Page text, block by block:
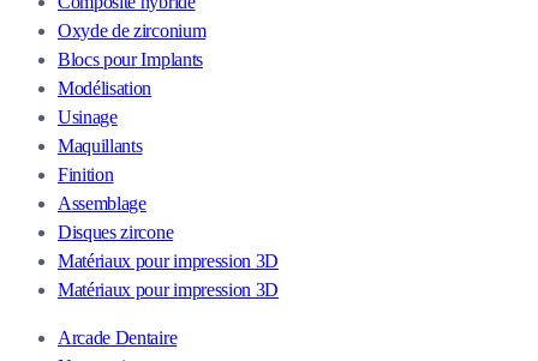
Oxyde de zirconium
Blocs pour Implants
Modélisation
Usinage
Maquillants
Finition
Assemblage
Disques zircone
Matériaux pour impression 3D
Matériaux pour impression 3D
Arcade Dentaire